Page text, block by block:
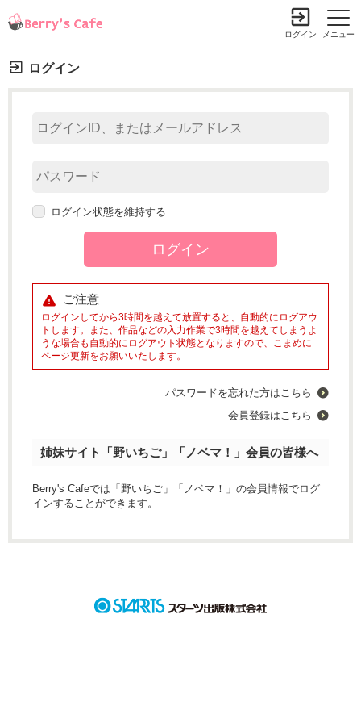
メニュー
ログイン
ログイン
ログイン状態を維持する
ご注意
ログインしてから3時間を越えて放置すると、自動的にログアウ
トします。また、作品などの入力作業で3時間を越えてしまうよ
うな場合も自動的にログアウト状態となりますので、こまめに
ページ更新をお願いいたします。
パスワードを忘れた方はこちら
会員登録はこちら
姉妹サイト「野いちご」「ノベマ！」会員の皆様へ
Berry's Cafeでは「野いちご」「ノベマ！」の会員情報でログ
インすることができます。